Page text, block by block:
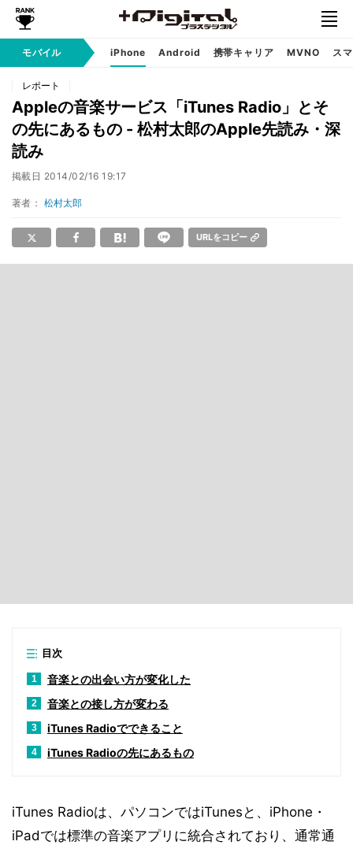
モバイル iPhone Android 携帯キャリア MVNO ス
レポート
Appleの音楽サービス「iTunes Radio」とそ
の先にあるもの - 松村太郎のApple先読み・深
読み
掲載日 2014/02/16 19:17
著者： 松村太郎
URLをコピー
目次
1 音楽との出会い方が変化した
2 音楽との接し方が変わる
3 iTunes Radioでできること
4 iTunes Radioの先にあるもの
iTunes Radioは、パソコンではiTunesと、iPhone・
iPadでは標準の音楽アプリに統合されており、通常通